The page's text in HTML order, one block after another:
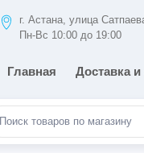
г. Астана, улица
Пн-Вс 10:00 до 19:00
Главная Доставка и